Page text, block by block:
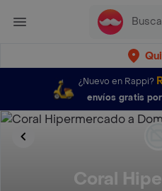
¿Nuevo en Rappi?
envíos gratis
Coral